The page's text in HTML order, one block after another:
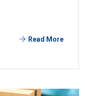
Read More